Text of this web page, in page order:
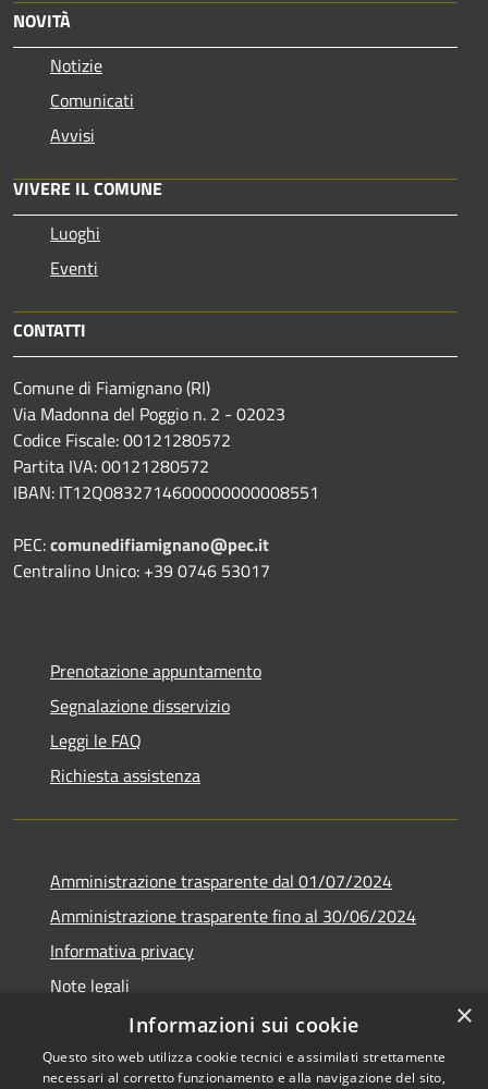
NOVITÀ
Notizie
Comunicati
Avvisi
VIVERE IL COMUNE
Luoghi
Eventi
CONTATTI
Comune di Fiamignano (RI)
Via Madonna del Poggio n. 2 - 02023
Codice Fiscale: 00121280572
Partita IVA: 00121280572
IBAN: IT12Q0832714600000000008551
PEC:comunedifiamignano@pec.it
Centralino Unico: +39 0746 53017
Prenotazione appuntamento
Segnalazione disservizio
Leggi le FAQ
Richiesta assistenza
Amministrazione trasparente dal 01/07/2024
Amministrazione trasparente fino al 30/06/2024
Informativa privacy
Note legali
Dichiarazione di accessibilità
×
Informazioni sui cookie
Questo sito web utilizza cookie tecnici e assimilati strettamente
necessari al corretto funzionamento e alla navigazione del sito,